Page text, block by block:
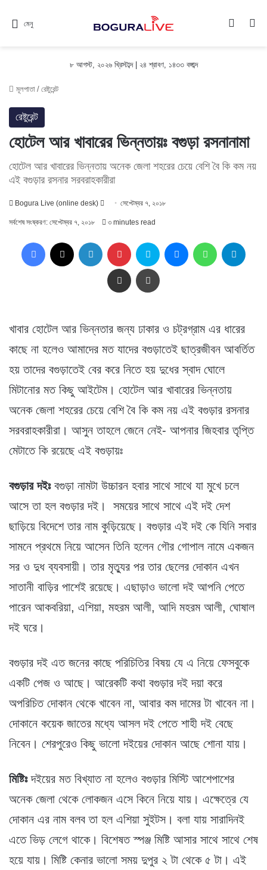
মেনু
৮ আগস্ট, ২০২৬ খ্রিস্টাব্দ| ২৪ শ্রাবণ, ১৪৩৩ বঙ্গাব্দ
মূলপাতা / রেষ্টুরেন্ট
রেষ্টুরেন্ট
হোটেল আর খাবারের ভিন্নতায়ঃ বগুড়া রসনানামা
হোটেল আর খাবারের ভিন্নতায় অনেক জেলা শহরের চেয়ে বেশি বৈ কি কম নয়
এই বগুড়ার রসনার সরবরাহকারীরা
Bogura Live (online desk)
Followসেপ্টেম্বর ৭, ২০১৮
সর্বশেষ সংষ্করণ: সেপ্টেম্বর ৭, ২০১৮ ৩ minutes read
Facebook LinkedIn Pinterest Skype MessengerWhatsApp
Share via Email
খাবার হোটেল আর ভিন্নতার জন্য ঢাকার ও চট্রগ্রাম এর ধারের
কাছে না হলেও আমাদের মত যাদের বগুড়াতেই ছাত্রজীবন আবর্তিত
হয় তাদের বগুড়াতেই বের করে নিতে হয় দুধের স্বাদ ঘোলে
মিটানোর মত কিছু আইটেম। হোটেল আর খাবারের ভিন্নতায়
অনেক জেলা শহরের চেয়ে বেশি বৈ কি কম নয় এই বগুড়ার রসনার
সরবরাহকারীরা। আসুন তাহলে জেনে নেই- আপনার জিহবার তৃপ্তি
মেটাতে কি রয়েছে এই বগুড়ায়ঃ
বগুড়ার দইঃবগুড়া নামটা উচ্চারন হবার সাথে সাথে যা মুখে চলে
আসে তা হল বগুড়ার দই। সময়ের সাথে সাথে এই দই দেশ
ছাড়িয়ে বিদেশে তার নাম কুড়িয়েছে। বগুড়ার এই দই কে যিনি সবার
সামনে প্রথমে নিয়ে আসেন তিনি হলেন গৌর গোপাল নামে একজন
সর ও দুধ ব্যবসায়ী। তার মৃত্যুর পর তার ছেলের দোকান এখন
সাতানী বাড়ির পাশেই রয়েছে। এছাড়াও ভালো দই আপনি পেতে
পারেন আকবরিয়া, এশিয়া, মহরম আলী, আদি মহরম আলী, ঘোষাল
দই ঘরে।
বগুড়ার দই এত জনের কাছে পরিচিতির বিষয় যে এ নিয়ে ফেসবুকে
একটি পেজ ও আছে। আরেকটি কথা বগুড়ার দই দয়া করে
অপরিচিত দোকান থেকে খাবেন না, আবার কম দামের টা খাবেন না।
দোকানে কয়েক জাতের মধ্যে আসল দই পেতে শাহী দই বেছে
নিবেন। শেরপুরেও কিছু ভালো দইয়ের দোকান আছে শোনা যায়।
মিষ্টিঃদইয়ের মত বিখ্যাত না হলেও বগুড়ার মিস্টি আশেপাশের
অনেক জেলা থেকে লোকজন এসে কিনে নিয়ে যায়। এক্ষেত্রে যে
দোকান এর নাম বলব তা হল এশিয়া সুইটস। বলা যায় সারাদিনই
এতে ভিড় লেগে থাকে। বিশেষত স্পঞ্জ মিষ্টি আসার সাথে সাথে শেষ
হয়ে যায়। মিষ্টি কেনার ভালো সময় দুপুর ২ টা থেকে ৫ টা। এই